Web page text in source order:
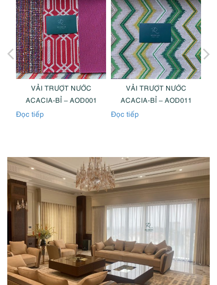
VẢI TRƯỢT NƯỚC
ACACIA-BỈ – AOD001
Đọc tiếp
VẢI TRƯỢT NƯỚC
ACACIA-BỈ – AOD011
Đọc tiếp